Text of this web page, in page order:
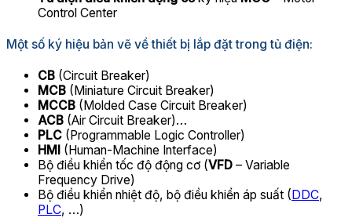
Control Center
Một số ký hiệu bản vẽ về thiết bị lắp đặt trong tủ điện:
CB (Circuit Breaker)
MCB (Miniature Circuit Breaker)
MCCB (Molded Case Circuit Breaker)
ACB (Air Circuit Breaker)…
PLC (Programmable Logic Controller)
HMI (Human-Machine Interface)
Bộ điều khiển tốc độ động cơ (VFD – Variable
Frequency Drive)
Bộ điều khiển nhiệt độ, bộ điều khiển áp suất (DDC,
PLC, …)